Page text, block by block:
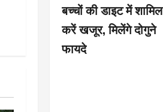
बच्चों की डाइट में शामिल
करें खजूर, मिलेंगे दोगुने
फायदे